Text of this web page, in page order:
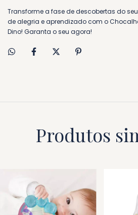
Transforme a fase de descobertas do
de alegria e aprendizado com o
Dino! Garanta o seu agora!
Produtos